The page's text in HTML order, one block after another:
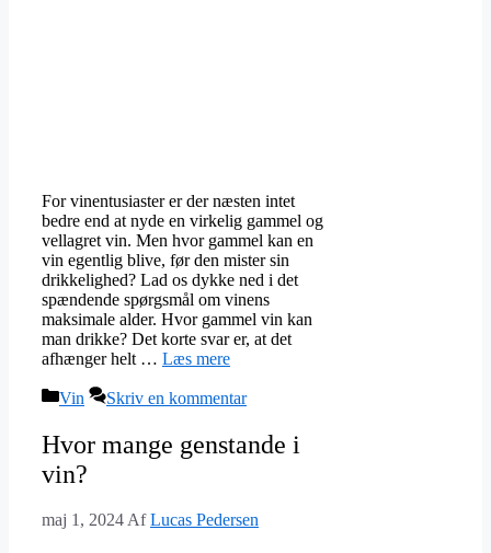
For vinentusiaster er der næsten intet
bedre end at nyde en virkelig gammel og
vellagret vin. Men hvor gammel kan en
vin egentlig blive, før den mister sin
drikkelighed? Lad os dykke ned i det
spændende spørgsmål om vinens
maksimale alder. Hvor gammel vin kan
man drikke? Det korte svar er, at det
afhænger helt … Læs mere
Kategorier
Vin Skriv en kommentar
Hvor mange genstande i
vin?
maj 1, 2024AfLucas Pedersen